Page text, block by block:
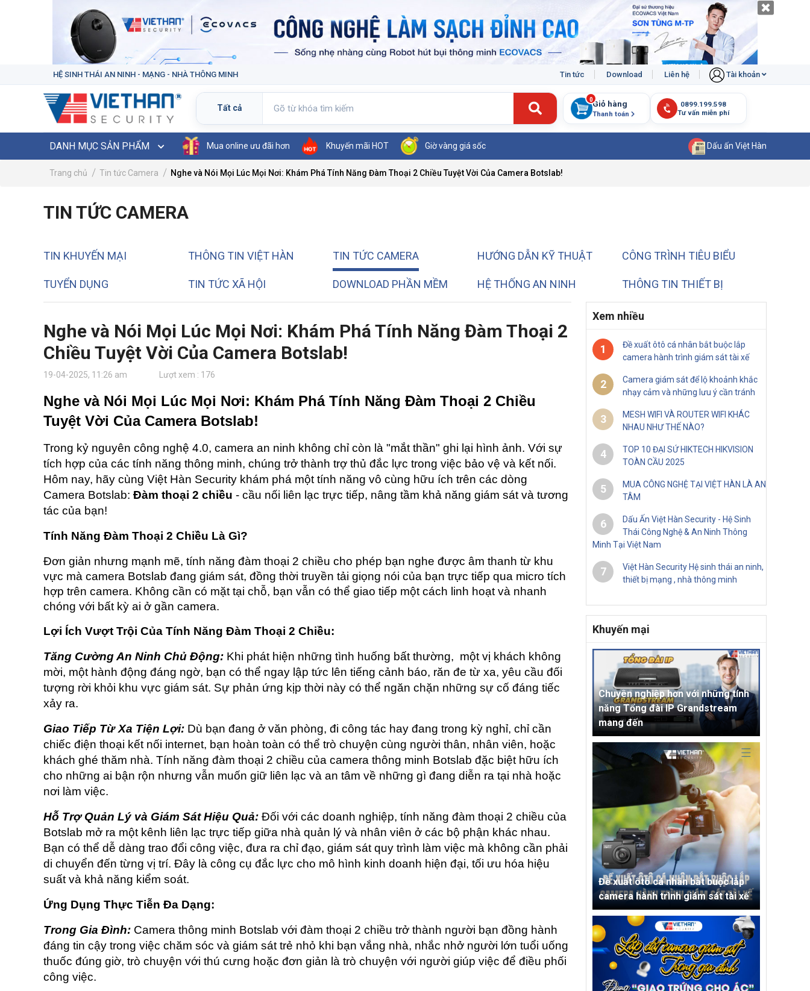
HỆ SINH THÁI AN NINH - MẠNG - NHÀ THÔNG MINH Tin tức Download Liên hệ Tài khoản
Giỏ hàng
Thanh toán
0
DANH MỤC SẢN PHẨM Mua online ưu đãi hơn Khuyến mãi HOT Giờ vàng giá sốc Dấu ấn Việt Hàn
Trang chủ Tin tức Camera Nghe và Nói Mọi Lúc Mọi Nơi: Khám Phá Tính Năng Đàm Thoại 2 Chiều Tuyệt Vời Của Camera Botslab!
TIN TỨC CAMERA
TIN KHUYẾN MẠI THÔNG TIN VIỆT HÀN TIN TỨC CAMERA HƯỚNG DẪN KỸ THUẬT CÔNG TRÌNH TIÊU BIỂU
TUYỂN DỤNG TIN TỨC XÃ HỘI DOWNLOAD PHẦN MỀM HỆ THỐNG AN NINH THÔNG TIN THIẾT BỊ
Nghe và Nói Mọi Lúc Mọi Nơi: Khám Phá Tính Năng Đàm Thoại 2
Chiều Tuyệt Vời Của Camera Botslab!
19-04-2025, 11:26 am Lượt xem : 176
Nghe và Nói Mọi Lúc Mọi Nơi: Khám Phá Tính Năng Đàm Thoại 2 Chiều
Tuyệt Vời Của Camera Botslab!
Trong kỷ nguyên công nghệ 4.0, camera an ninh không chỉ còn là "mắt thần" ghi lại hình ảnh. Với sự
tích hợp của các tính năng thông minh, chúng trở thành trợ thủ đắc lực trong việc bảo vệ và kết nối.
Hôm nay, hãy cùng Việt Hàn Security khám phá một tính năng vô cùng hữu ích trên các dòng
Camera Botslab: Đàm thoại 2 chiều - cầu nối liên lạc trực tiếp, nâng tầm khả năng giám sát và tương
tác của bạn!
Tính Năng Đàm Thoại 2 Chiều Là Gì?
Đơn giản nhưng mạnh mẽ, tính năng đàm thoại 2 chiều cho phép bạn nghe được âm thanh từ khu
vực mà camera Botslab đang giám sát, đồng thời truyền tải giọng nói của bạn trực tiếp qua micro tích
hợp trên camera. Không cần có mặt tại chỗ, bạn vẫn có thể giao tiếp một cách linh hoạt và nhanh
chóng với bất kỳ ai ở gần camera.
Lợi Ích Vượt Trội Của Tính Năng Đàm Thoại 2 Chiều:
Tăng Cường An Ninh Chủ Động: Khi phát hiện những tình huống bất thường,  một vị khách không
mời, một hành động đáng ngờ, bạn có thể ngay lập tức lên tiếng cảnh báo, răn đe từ xa, yêu cầu đối
tượng rời khỏi khu vực giám sát. Sự phản ứng kịp thời này có thể ngăn chặn những sự cố đáng tiếc
xảy ra.
Giao Tiếp Từ Xa Tiện Lợi: Dù bạn đang ở văn phòng, đi công tác hay đang trong kỳ nghỉ, chỉ cần
chiếc điện thoại kết nối internet, bạn hoàn toàn có thể trò chuyện cùng người thân, nhân viên, hoặc
khách ghé thăm nhà. Tính năng đàm thoại 2 chiều của camera thông minh Botslab đặc biệt hữu ích
cho những ai bận rộn nhưng vẫn muốn giữ liên lạc và an tâm về những gì đang diễn ra tại nhà hoặc
nơi làm việc.
Hỗ Trợ Quản Lý và Giám Sát Hiệu Quả: Đối với các doanh nghiệp, tính năng đàm thoại 2 chiều của
Botslab mở ra một kênh liên lạc trực tiếp giữa nhà quản lý và nhân viên ở các bộ phận khác nhau.
Bạn có thể dễ dàng trao đổi công việc, đưa ra chỉ đạo, giám sát quy trình làm việc mà không cần phải
di chuyển đến từng vị trí. Đây là công cụ đắc lực cho mô hình kinh doanh hiện đại, tối ưu hóa hiệu
suất và khả năng kiểm soát.
Ứng Dụng Thực Tiễn Đa Dạng:
Trong Gia Đình: Camera thông minh Botslab với đàm thoại 2 chiều trở thành người bạn đồng hành
đáng tin cậy trong việc chăm sóc và giám sát trẻ nhỏ khi bạn vắng nhà, nhắc nhở người lớn tuổi uống
thuốc đúng giờ, trò chuyện với thú cưng hoặc đơn giản là trò chuyện với người giúp việc để điều phối
công việc.
Xem nhiều
1
Đề xuất ôtô cá nhân bắt buộc lắp
camera hành trình giám sát tài xế
2
Camera giám sát để lộ khoảnh khắc
nhạy cảm và những lưu ý cần tránh
3
MESH WIFI VÀ ROUTER WIFI KHÁC
NHAU NHƯ THẾ NÀO?
4
TOP 10 ĐẠI SỨ HIKTECH HIKVISION
TOÀN CẦU 2025
5
MUA CÔNG NGHỆ TẠI VIỆT HÀN LÀ AN
TÂM
6
Dấu Ấn Việt Hàn Security - Hệ Sinh
Thái Công Nghệ & An Ninh Thông
Minh Tại Việt Nam
7
Việt Hàn Security Hệ sinh thái an ninh,
thiết bị mạng , nhà thông minh
Khuyến mại
Chuyên nghiệp hơn với những tính
năng Tổng đài IP Grandstream
mang đến
Đề xuất ôtô cá nhân bắt buộc lắp
camera hành trình giám sát tài xế